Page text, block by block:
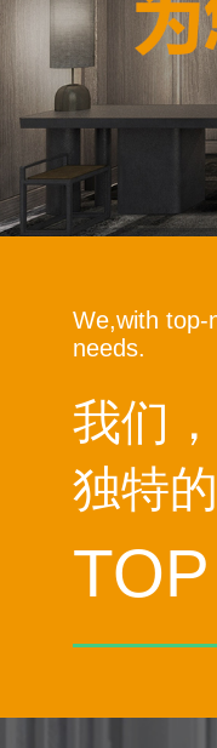
We,with top-
needs.
我们
独特